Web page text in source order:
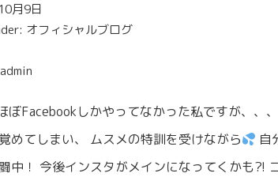
月9日
オフィシャルブログ
ぼFacebookしかやってなかった私ですが、、
めてしまい、 ムスメの特訓を受けながら
自
中！ 今後インスタがメインになってくかも⁈